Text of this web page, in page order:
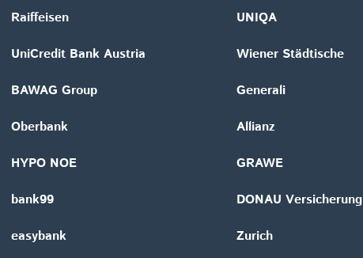
Raiffeisen
UniCredit Bank Austria
BAWAG Group
Oberbank
HYPO NOE
bank99
easybank
UNIQA
Wiener Städtische
Generali
Allianz
GRAWE
DONAU Versicherung
Zurich